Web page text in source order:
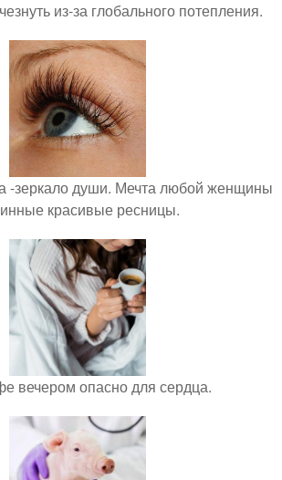
из-за глобального потепления.
-зеркало души. Мечта любой женщины
красивые ресницы.
вечером опасно для сердца.